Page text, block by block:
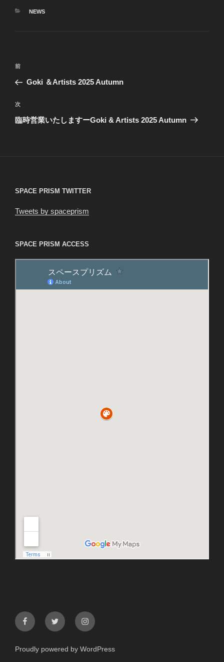
カ
NEWS
投
ナ
ビ
ゲ
前
の
稿
前
Goki ＆Artists 2025 Autumn
次
の
次
臨時営業いたしますーGoki & Artists 2025 Autumn
SPACE PRISM TWITTER
Tweets by spaceprism
SPACE PRISM ACCESS
facebooktwitter instagram
Proudly powered by WordPress